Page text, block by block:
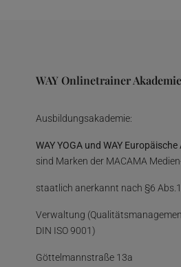
WAY Onlinetrainer Akademie
Ausbildungsakademie:
WAY YOGA und WAY
sind Marken der MACAMA
staatlich anerkannt nach §6 Abs.1
Verwaltung
DIN ISO 9001)
Göttelmannstraße 13a